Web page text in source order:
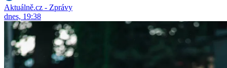
Aktuálně.cz - Zprávy
dnes, 19:38